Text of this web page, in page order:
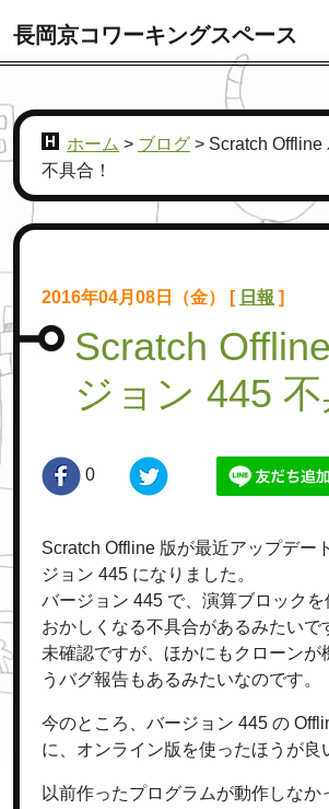
長岡京コワーキングスペース
ホーム > ブログ > Scratch Offline
不具合！
2016年04月08日（金） [ 日報 ]
Scratch
ジョン 445 不
0
Scratch Offline 版が最近アップデー
ジョン 445 になりました。
バージョン 445 で、演算ブロック
おかしくなる不具合があるみたいで
未確認ですが、ほかにもクローンが
うバグ報告もあるみたいなのです。
今のところ、バージョン 445 の
に、オンライン版を使ったほうが良
以前作ったプログラムが動作しなか